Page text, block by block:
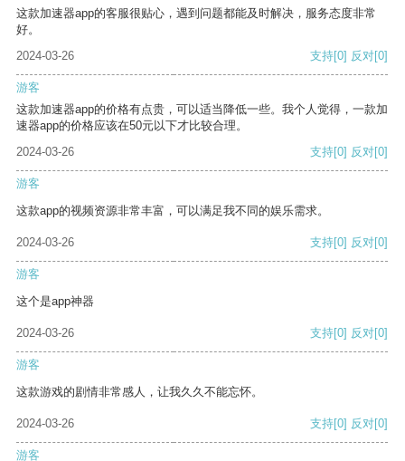
这款加速器app的客服很贴心，遇到问题都能及时解决，服务态度非常
好。
2024-03-26
支持[0] 反对[0]
游客
这款加速器app的价格有点贵，可以适当降低一些。我个人觉得，一款加
速器app的价格应该在50元以下才比较合理。
2024-03-26
支持[0] 反对[0]
游客
这款app的视频资源非常丰富，可以满足我不同的娱乐需求。
2024-03-26 支持[0] 反对[0]
游客
这个是app神器
2024-03-26 支持[0] 反对[0]
游客
这款游戏的剧情非常感人，让我久久不能忘怀。
2024-03-26 支持[0] 反对[0]
游客